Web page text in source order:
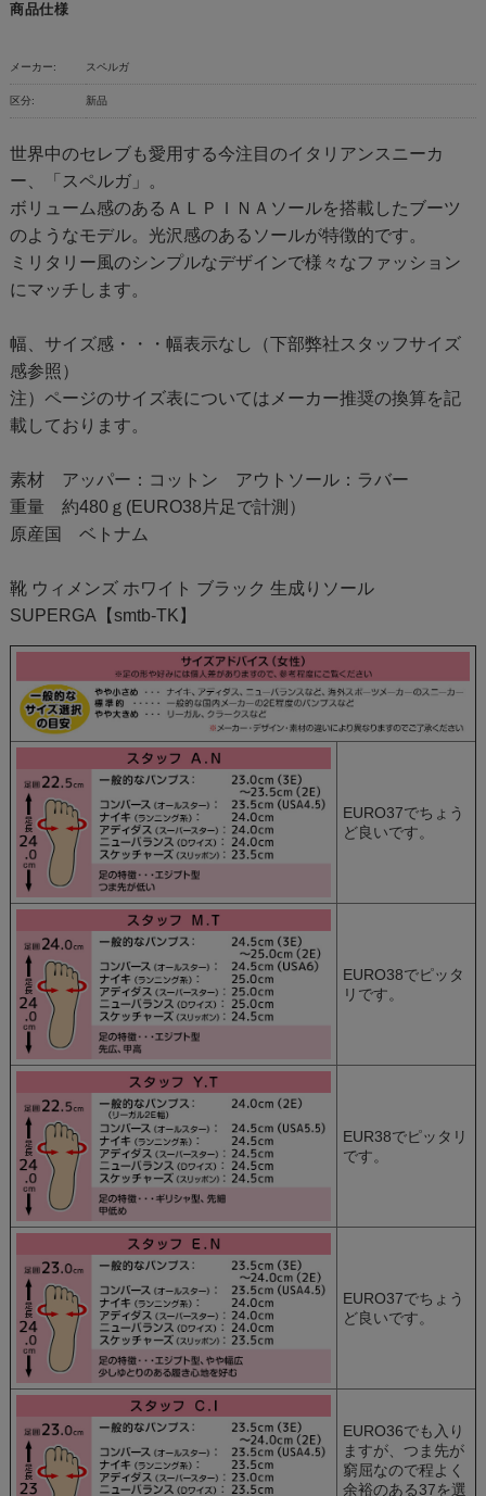
商品仕様
メーカー: スペルガ
区分: 新品
世界中のセレブも愛用する今注目のイタリアンスニーカ
ー、「スペルガ」。
ボリューム感のあるＡＬＰＩＮＡソールを搭載したブーツ
のようなモデル。光沢感のあるソールが特徴的です。
ミリタリー風のシンプルなデザインで様々なファッション
にマッチします。
幅、サイズ感・・・幅表示なし（下部弊社スタッフサイズ
感参照）
注）ページのサイズ表についてはメーカー推奨の換算を記
載しております。
素材 アッパー：コットン アウトソール：ラバー
重量 約480ｇ(EURO38片足で計測）
原産国 ベトナム
靴 ウィメンズ ホワイト ブラック 生成りソール
SUPERGA【smtb-TK】
EURO37でちょう
ど良いです。
EURO38でピッタ
リです。
EUR38でピッタリ
です。
EURO37でちょう
ど良いです。
EURO36でも入り
ますが、つま先が
窮屈なので程よく
余裕のある37を選